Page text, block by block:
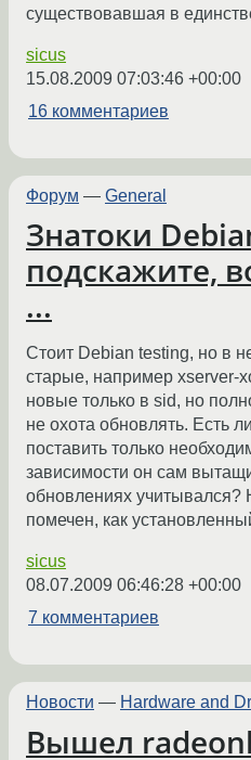
существовавшая в
sicus
15.08.2009 07:03:46 +00:00
16 комментариев
Форум — General
Знатоки
подскажите,
...
Стоит Debian testing, но в
старые, например xserver-
новые только в sid, но
не охота обновлять. Есть
поставить только
зависимости он сам
обновлениях учитывался?
помечен, как
sicus
08.07.2009 06:46:28 +00:00
7 комментариев
Новости — Hardware and
Вышел